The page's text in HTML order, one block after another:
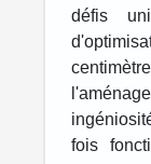
défis
fois